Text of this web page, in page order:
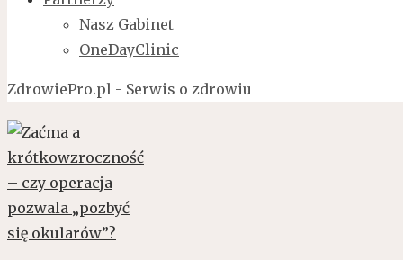
Nasz Gabinet
OneDayClinic
ZdrowiePro.pl - Serwis o zdrowiu